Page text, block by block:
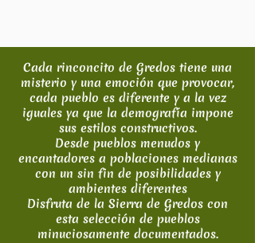
Cada rinconcito de Gredos tiene una
misterio y una emoción que provocar,
cada pueblo es diferente y a la vez
iguales ya que la demografía impone
sus estilos constructivos.
Desde pueblos menudos y
encantadores a poblaciones medianas
con un sin fin de posibilidades y
ambientes diferentes
Disfruta de la Sierra de Gredos con
esta selección de pueblos
minuciosamente documentados.